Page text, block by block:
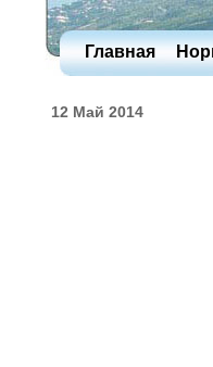
Главная
12 Май 2014